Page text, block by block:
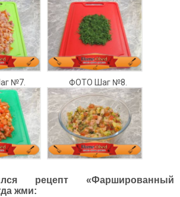
№7. ФОТО Шаг №8.
рецепт «Фаршированный
жми: